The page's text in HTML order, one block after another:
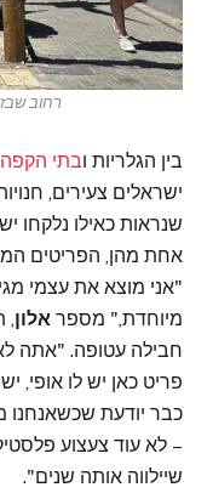
רחוב
בין הגלריות ובתי הקפה
ישראלים צעירים,
שנראות כאילו נלקחו
אחת מהן, הפריטים
"אני מוצא את עצמי
מיוחדת," מספר אלון,
חבילה עטופה. "אתה
פריט כאן יש לו אופי,
כבר יודעת שכשאנחנו
– לא עוד צעצוע
שיילווה אותה שנים".